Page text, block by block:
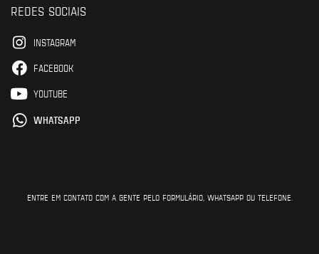
REDES SOCIAIS
INSTAGRAM
FACEBOOK
YOUTUBE
WHATSAPP
ENTRE EM CONTATO COM A GENTE PELO FORMULÁRIO, WHATSAPP OU TELEFONE.